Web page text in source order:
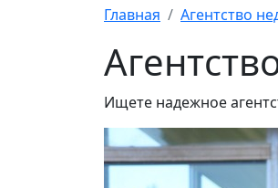
Главная
Агентство
Ищете надежное